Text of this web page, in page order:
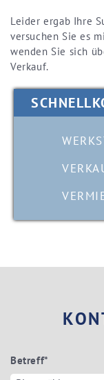
Leider ergab Ihre
versuchen Sie es
wenden Sie sich
Verkauf.
Betreff*